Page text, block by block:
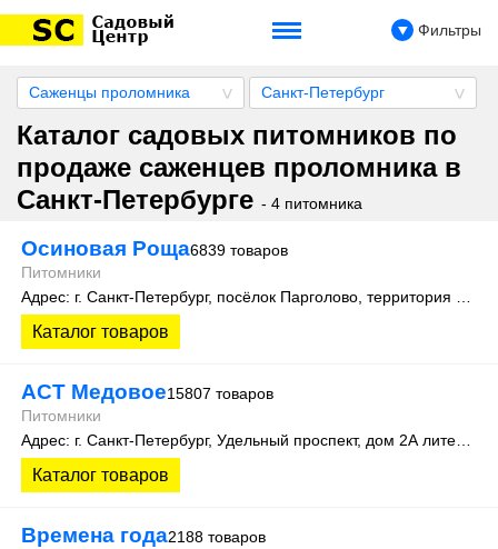
Фильтры
Саженцы проломника Санкт-Петербург
Каталог садовых питомников по
продаже саженцев проломника в
Санкт-Петербурге - 4 питомника
Осиновая Роща6839 товаров
Питомники
Каталог товаров
АСТ Медовое15807 товаров
Питомники
Каталог товаров
Времена года2188 товаров